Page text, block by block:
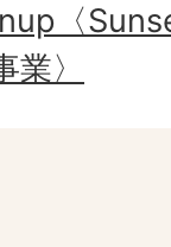
〈
〉